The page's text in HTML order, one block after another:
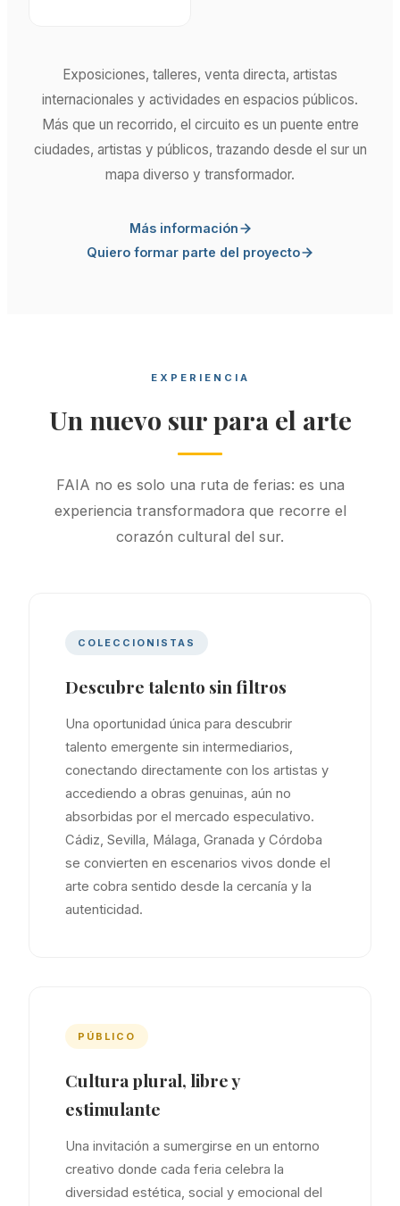
Exposiciones, talleres, venta directa, artistas
internacionales y actividades en espacios públicos.
Más que un recorrido, el circuito es un puente entre
ciudades, artistas y públicos, trazando desde el sur un
mapa diverso y transformador.
Más información
Quiero formar parte del proyecto
EXPERIENCIA
Un nuevo sur para el arte
FAIA no es solo una ruta de ferias: es una
experiencia transformadora que recorre el
corazón cultural del sur.
COLECCIONISTAS
Descubre talento sin filtros
Una oportunidad única para descubrir
talento emergente sin intermediarios,
conectando directamente con los artistas y
accediendo a obras genuinas, aún no
absorbidas por el mercado especulativo.
Cádiz, Sevilla, Málaga, Granada y Córdoba
se convierten en escenarios vivos donde el
arte cobra sentido desde la cercanía y la
autenticidad.
PÚBLICO
Cultura plural, libre y
estimulante
Una invitación a sumergirse en un entorno
creativo donde cada feria celebra la
diversidad estética, social y emocional del